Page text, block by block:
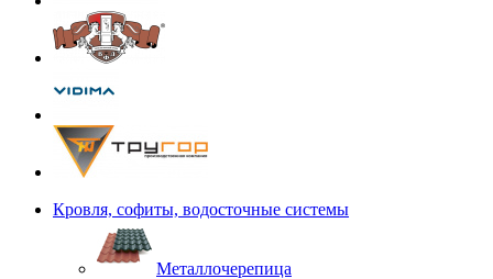
Кровля, софиты, водосточные системы
Металлочерепица